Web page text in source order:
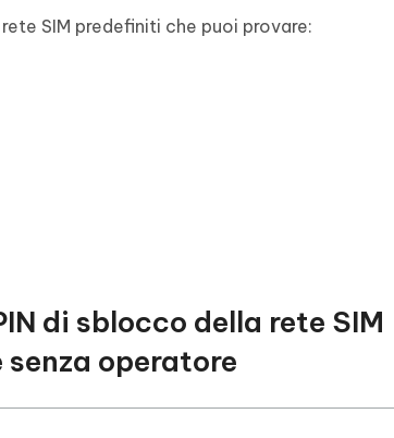
SIM predefiniti che puoi provare:
di sblocco della rete SIM
operatore